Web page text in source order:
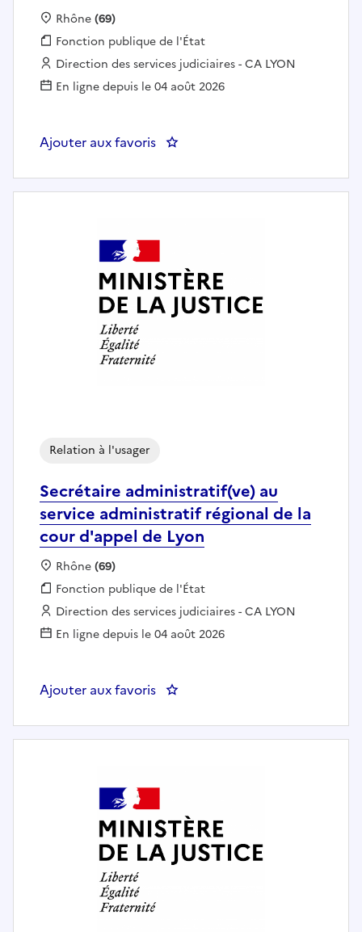
Localisation :
Rhône(69)
Fonction publique :
Fonction publique de l'État
Employeur :
Direction des services judiciaires - CA LYON
En ligne depuis le 04 août 2026
Ajouter aux favoris : Secrétaire administratif(ve)
Secrétaire administratif(ve) au
service administratif régional de la
cour d'appel de Lyon
Relation à l'usager
Localisation :
Rhône(69)
Fonction publique :
Fonction publique de l'État
Employeur :
Direction des services judiciaires - CA LYON
En ligne depuis le 04 août 2026
Ajouter aux favoris : Secrétaire administratif(ve)